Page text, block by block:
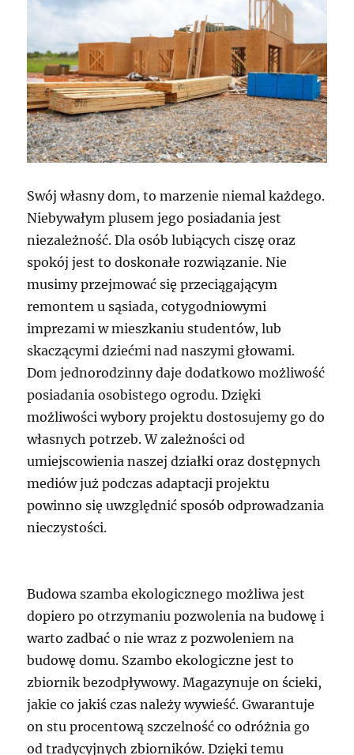
Swój własny dom, to marzenie niemal każdego.
Niebywałym plusem jego posiadania jest
niezależność. Dla osób lubiących ciszę oraz
spokój jest to doskonałe rozwiązanie. Nie
musimy przejmować się przeciągającym
remontem u sąsiada, cotygodniowymi
imprezami w mieszkaniu studentów, lub
skaczącymi dziećmi nad naszymi głowami.
Dom jednorodzinny daje dodatkowo możliwość
posiadania osobistego ogrodu. Dzięki
możliwości wybory projektu dostosujemy go do
własnych potrzeb. W zależności od
umiejscowienia naszej działki oraz dostępnych
mediów już podczas adaptacji projektu
powinno się uwzględnić sposób odprowadzania
nieczystości.
Budowa szamba ekologicznego możliwa jest
dopiero po otrzymaniu pozwolenia na budowę i
warto zadbać o nie wraz z pozwoleniem na
budowę domu. Szambo ekologiczne jest to
zbiornik bezodpływowy. Magazynuje on ścieki,
jakie co jakiś czas należy wywieść. Gwarantuje
on stu procentową szczelność co odróżnia go
od tradycyjnych zbiorników. Dzięki temu